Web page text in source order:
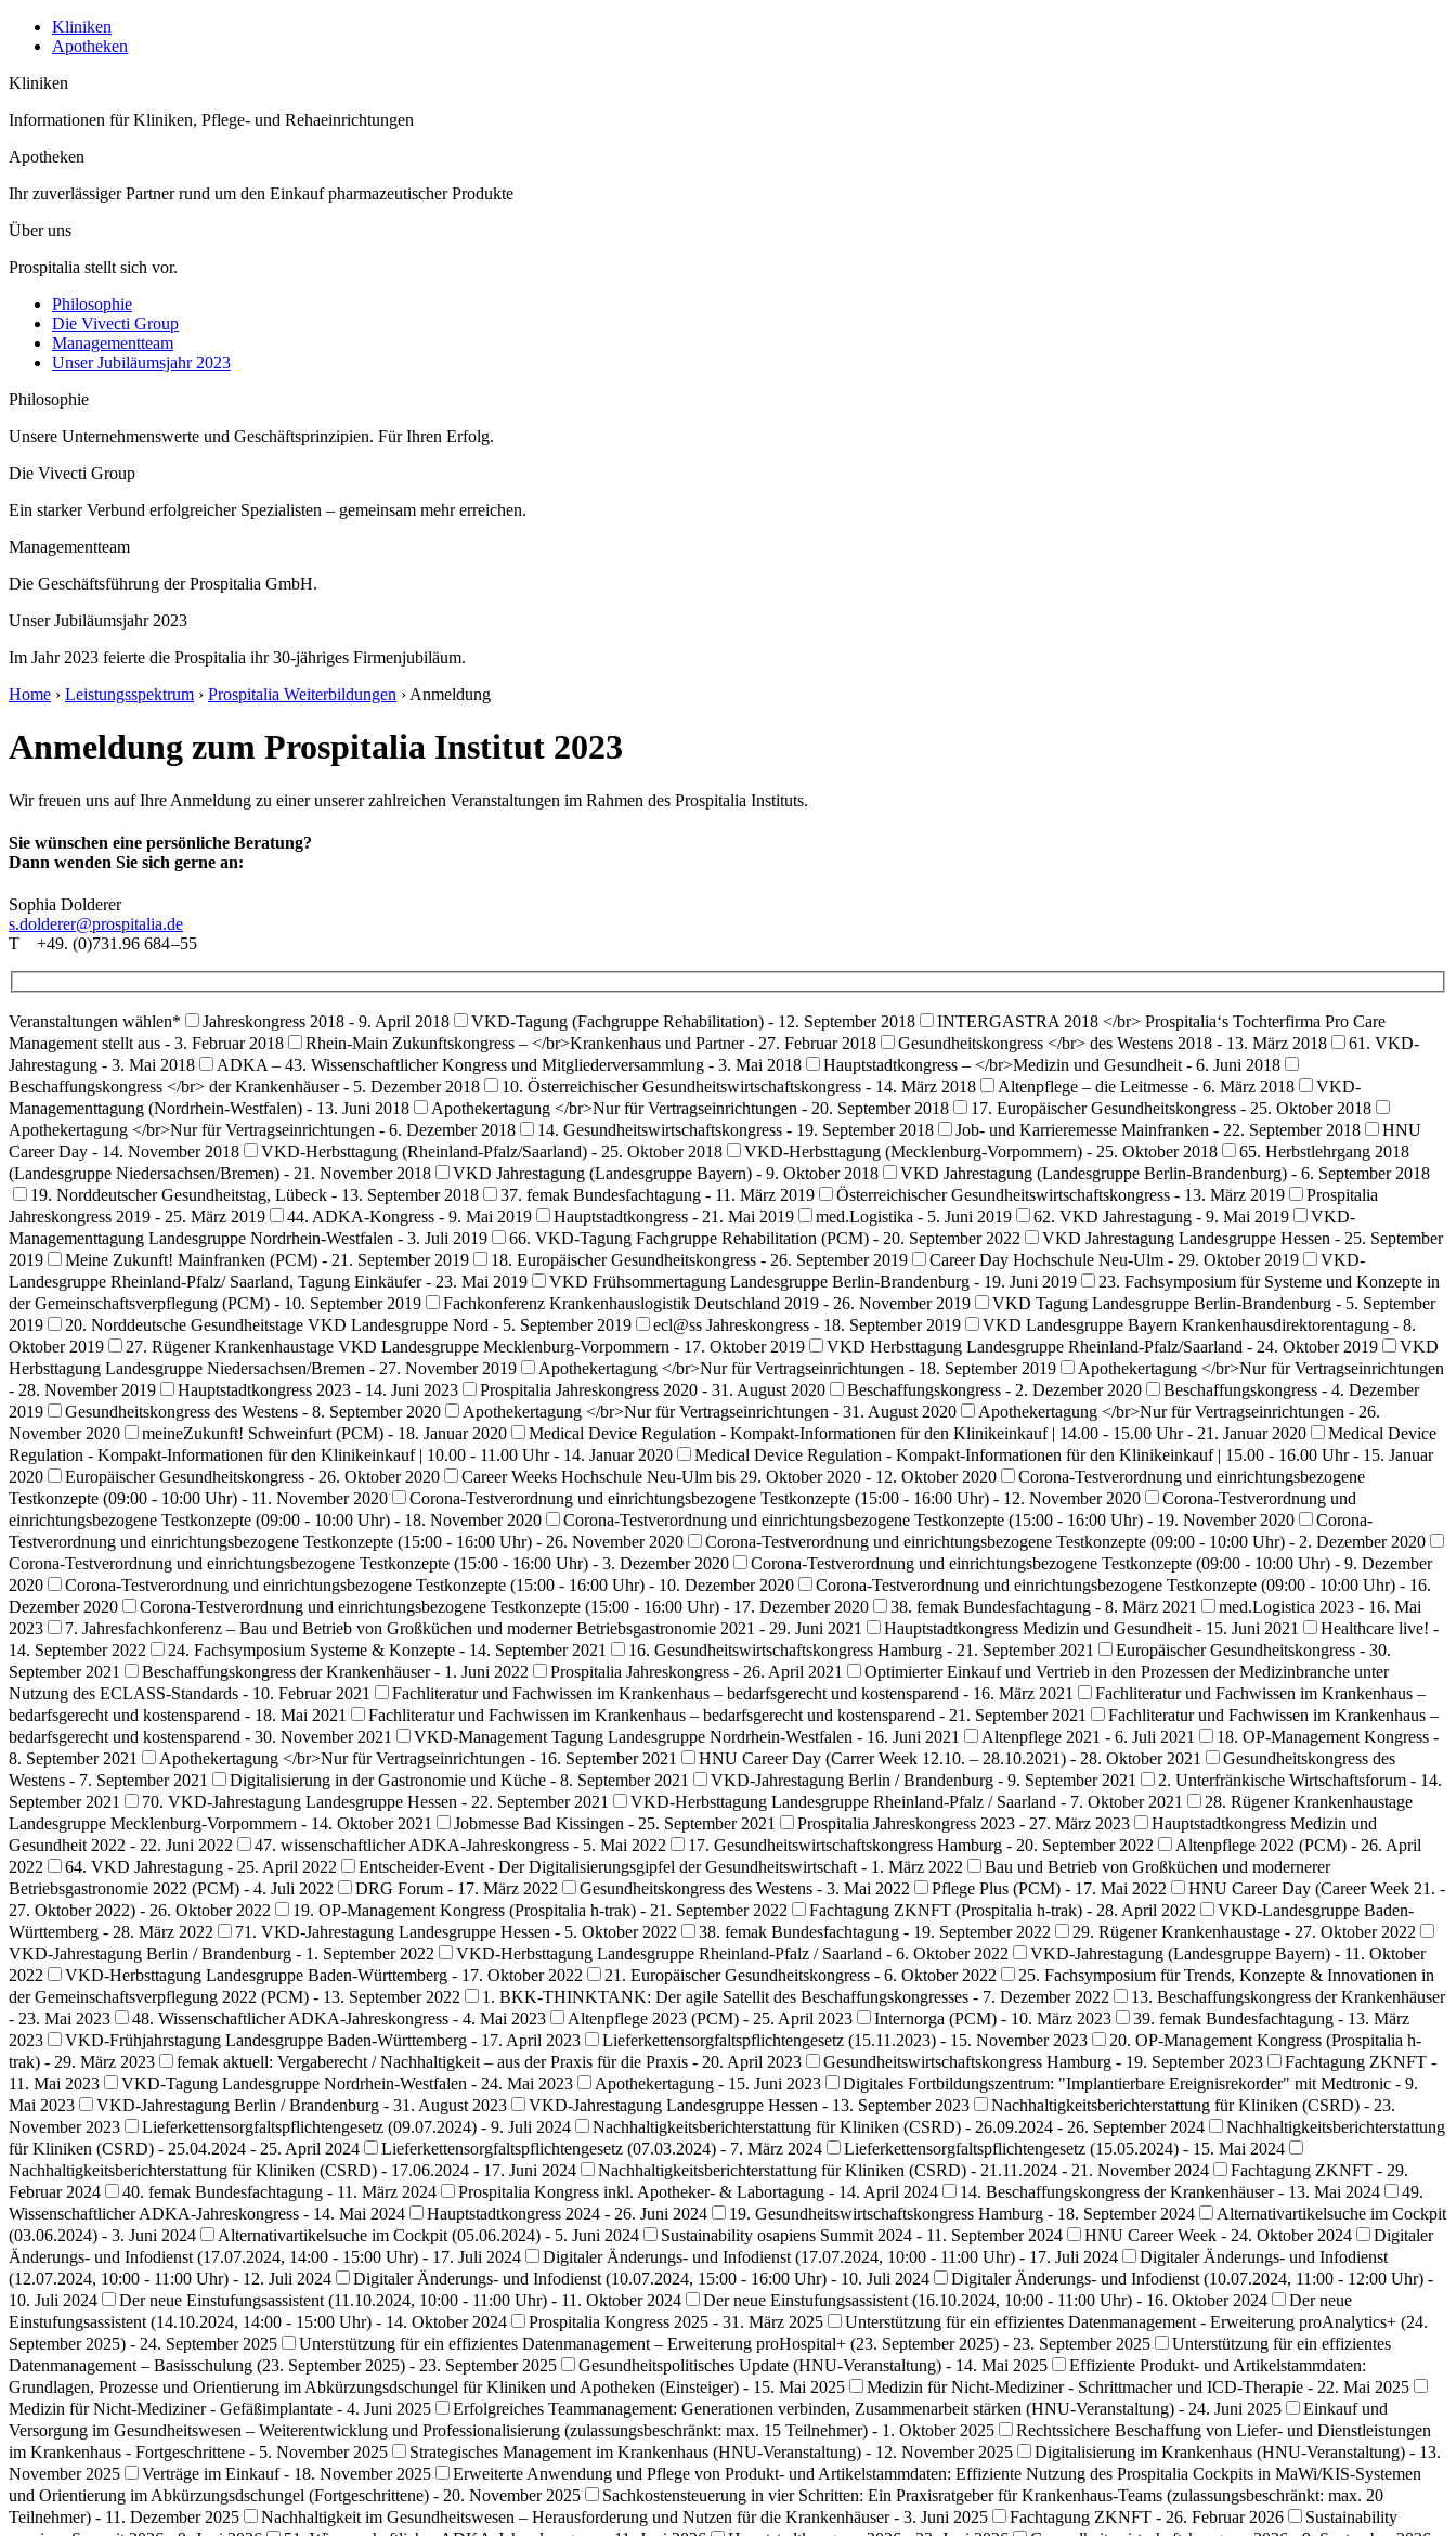
Kliniken
Apotheken
Kliniken
Informationen für Kliniken, Pflege- und Rehaeinrichtungen
Apotheken
Ihr zuverlässiger Partner rund um den Einkauf pharmazeutischer Produkte
Über uns
Prospitalia stellt sich vor.
Philosophie
Die Vivecti Group
Managementteam
Unser Jubiläumsjahr 2023
Philosophie
Unsere Unternehmenswerte und Geschäftsprinzipien. Für Ihren Erfolg.
Die Vivecti Group
Ein starker Verbund erfolgreicher Spezialisten – gemeinsam mehr erreichen.
Managementteam
Die Geschäftsführung der Prospitalia GmbH.
Unser Jubiläumsjahr 2023
Im Jahr 2023 feierte die Prospitalia ihr 30-jähriges Firmenjubiläum.
Home › Leistungsspektrum › Prospitalia Weiterbildungen › Anmeldung
Anmeldung zum Prospitalia Institut 2023
Wir freuen uns auf Ihre Anmeldung zu einer unserer zahlreichen Veranstaltungen im Rahmen des Prospitalia Instituts.
Sie wünschen eine persönliche Beratung?
Dann wenden Sie sich gerne an:
Sophia Dolderer
s.dolderer@prospitalia.de
T +49. (0)731.96 684 –55
Veranstaltungen wählen* Jahreskongress 2018 - 9. April 2018 VKD-Tagung (Fachgruppe Rehabilitation) - 12. September 2018
INTERGASTRA 2018 </br> Prospitalia‘s Tochterfirma Pro Care
Management stellt aus - 3. Februar 2018
Rhein-Main Zukunftskongress – </br>Krankenhaus und Partner - 27. Februar 2018 Gesundheitskongress </br> des Westens 2018 - 13. März 2018
61. VKD-
Jahrestagung - 3. Mai 2018
ADKA – 43. Wissenschaftlicher Kongress und Mitgliederversammlung - 3. Mai 2018
Hauptstadtkongress – </br>Medizin und Gesundheit - 6. Juni 2018
Beschaffungskongress </br> der Krankenhäuser - 5. Dezember 2018
10. Österreichischer Gesundheitswirtschaftskongress - 14. März 2018 Altenpflege – die Leitmesse - 6. März 2018
VKD-
Managementtagung (Nordrhein-Westfalen) - 13. Juni 2018
Apothekertagung </br>Nur für Vertragseinrichtungen - 20. September 2018
17. Europäischer Gesundheitskongress - 25. Oktober 2018
Apothekertagung </br>Nur für Vertragseinrichtungen - 6. Dezember 2018
14. Gesundheitswirtschaftskongress - 19. September 2018 Job- und Karrieremesse Mainfranken - 22. September 2018
HNU
Career Day - 14. November 2018
VKD-Herbsttagung (Rheinland-Pfalz/Saarland) - 25. Oktober 2018 VKD-Herbsttagung (Mecklenburg-Vorpommern) - 25. Oktober 2018
65. Herbstlehrgang 2018
(Landesgruppe Niedersachsen/Bremen) - 21. November 2018
VKD Jahrestagung (Landesgruppe Bayern) - 9. Oktober 2018
VKD Jahrestagung (Landesgruppe Berlin-Brandenburg) - 6. September 2018
19. Norddeutscher Gesundheitstag, Lübeck - 13. September 2018
37. femak Bundesfachtagung - 11. März 2019 Österreichischer Gesundheitswirtschaftskongress - 13. März 2019
Prospitalia
Jahreskongress 2019 - 25. März 2019
44. ADKA-Kongress - 9. Mai 2019 Hauptstadtkongress - 21. Mai 2019 med.Logistika - 5. Juni 2019 62. VKD Jahrestagung - 9. Mai 2019
VKD-
Managementtagung Landesgruppe Nordrhein-Westfalen - 3. Juli 2019
66. VKD-Tagung Fachgruppe Rehabilitation (PCM) - 20. September 2022
VKD Jahrestagung Landesgruppe Hessen - 25. September
2019
Meine Zukunft! Mainfranken (PCM) - 21. September 2019 18. Europäischer Gesundheitskongress - 26. September 2019 Career Day Hochschule Neu-Ulm - 29. Oktober 2019
VKD-
Landesgruppe Rheinland-Pfalz/ Saarland, Tagung Einkäufer - 23. Mai 2019
VKD Frühsommertagung Landesgruppe Berlin-Brandenburg - 19. Juni 2019
23. Fachsymposium für Systeme und Konzepte in
der Gemeinschaftsverpflegung (PCM) - 10. September 2019
Fachkonferenz Krankenhauslogistik Deutschland 2019 - 26. November 2019
VKD Tagung Landesgruppe Berlin-Brandenburg - 5. September
2019
20. Norddeutsche Gesundheitstage VKD Landesgruppe Nord - 5. September 2019 ecl@ss Jahreskongress - 18. September 2019
VKD Landesgruppe Bayern Krankenhausdirektorentagung - 8.
Oktober 2019
27. Rügener Krankenhaustage VKD Landesgruppe Mecklenburg-Vorpommern - 17. Oktober 2019 VKD Herbsttagung Landesgruppe Rheinland-Pfalz/Saarland - 24. Oktober 2019
VKD
Herbsttagung Landesgruppe Niedersachsen/Bremen - 27. November 2019
Apothekertagung </br>Nur für Vertragseinrichtungen - 18. September 2019
Apothekertagung </br>Nur für Vertragseinrichtungen
- 28. November 2019
Hauptstadtkongress 2023 - 14. Juni 2023 Prospitalia Jahreskongress 2020 - 31. August 2020 Beschaffungskongress - 2. Dezember 2020
Beschaffungskongress - 4. Dezember
2019
Gesundheitskongress des Westens - 8. September 2020 Apothekertagung </br>Nur für Vertragseinrichtungen - 31. August 2020
Apothekertagung </br>Nur für Vertragseinrichtungen - 26.
November 2020
meineZukunft! Schweinfurt (PCM) - 18. Januar 2020 Medical Device Regulation - Kompakt-Informationen für den Klinikeinkauf | 14.00 - 15.00 Uhr - 21. Januar 2020
Medical Device
Regulation - Kompakt-Informationen für den Klinikeinkauf | 10.00 - 11.00 Uhr - 14. Januar 2020
Medical Device Regulation - Kompakt-Informationen für den Klinikeinkauf | 15.00 - 16.00 Uhr - 15. Januar
2020
Europäischer Gesundheitskongress - 26. Oktober 2020 Career Weeks Hochschule Neu-Ulm bis 29. Oktober 2020 - 12. Oktober 2020
Corona-Testverordnung und einrichtungsbezogene
Testkonzepte (09:00 - 10:00 Uhr) - 11. November 2020
Corona-Testverordnung und einrichtungsbezogene Testkonzepte (15:00 - 16:00 Uhr) - 12. November 2020
Corona-Testverordnung und
einrichtungsbezogene Testkonzepte (09:00 - 10:00 Uhr) - 18. November 2020
Corona-Testverordnung und einrichtungsbezogene Testkonzepte (15:00 - 16:00 Uhr) - 19. November 2020
Corona-
Testverordnung und einrichtungsbezogene Testkonzepte (15:00 - 16:00 Uhr) - 26. November 2020
Corona-Testverordnung und einrichtungsbezogene Testkonzepte (09:00 - 10:00 Uhr) - 2. Dezember 2020
Corona-Testverordnung und einrichtungsbezogene Testkonzepte (15:00 - 16:00 Uhr) - 3. Dezember 2020
Corona-Testverordnung und einrichtungsbezogene Testkonzepte (09:00 - 10:00 Uhr) - 9. Dezember
2020
Corona-Testverordnung und einrichtungsbezogene Testkonzepte (15:00 - 16:00 Uhr) - 10. Dezember 2020
Corona-Testverordnung und einrichtungsbezogene Testkonzepte (09:00 - 10:00 Uhr) - 16.
Dezember 2020
Corona-Testverordnung und einrichtungsbezogene Testkonzepte (15:00 - 16:00 Uhr) - 17. Dezember 2020 38. femak Bundesfachtagung - 8. März 2021
med.Logistica 2023 - 16. Mai
2023
7. Jahresfachkonferenz – Bau und Betrieb von Großküchen und moderner Betriebsgastronomie 2021 - 29. Juni 2021 Hauptstadtkongress Medizin und Gesundheit - 15. Juni 2021
Healthcare live! -
14. September 2022
24. Fachsymposium Systeme & Konzepte - 14. September 2021 16. Gesundheitswirtschaftskongress Hamburg - 21. September 2021
Europäischer Gesundheitskongress - 30.
September 2021
Beschaffungskongress der Krankenhäuser - 1. Juni 2022 Prospitalia Jahreskongress - 26. April 2021
Optimierter Einkauf und Vertrieb in den Prozessen der Medizinbranche unter
Nutzung des ECLASS-Standards - 10. Februar 2021
Fachliteratur und Fachwissen im Krankenhaus – bedarfsgerecht und kostensparend - 16. März 2021
Fachliteratur und Fachwissen im Krankenhaus –
bedarfsgerecht und kostensparend - 18. Mai 2021
Fachliteratur und Fachwissen im Krankenhaus – bedarfsgerecht und kostensparend - 21. September 2021
Fachliteratur und Fachwissen im Krankenhaus –
bedarfsgerecht und kostensparend - 30. November 2021
VKD-Management Tagung Landesgruppe Nordrhein-Westfalen - 16. Juni 2021 Altenpflege 2021 - 6. Juli 2021
18. OP-Management Kongress -
8. September 2021
Apothekertagung </br>Nur für Vertragseinrichtungen - 16. September 2021 HNU Career Day (Carrer Week 12.10. – 28.10.2021) - 28. Oktober 2021
Gesundheitskongress des
Westens - 7. September 2021
Digitalisierung in der Gastronomie und Küche - 8. September 2021 VKD-Jahrestagung Berlin / Brandenburg - 9. September 2021
2. Unterfränkische Wirtschaftsforum - 14.
September 2021
70. VKD-Jahrestagung Landesgruppe Hessen - 22. September 2021 VKD-Herbsttagung Landesgruppe Rheinland-Pfalz / Saarland - 7. Oktober 2021
28. Rügener Krankenhaustage
Landesgruppe Mecklenburg-Vorpommern - 14. Oktober 2021
Jobmesse Bad Kissingen - 25. September 2021 Prospitalia Jahreskongress 2023 - 27. März 2023
Hauptstadtkongress Medizin und
Gesundheit 2022 - 22. Juni 2022
47. wissenschaftlicher ADKA-Jahreskongress - 5. Mai 2022 17. Gesundheitswirtschaftskongress Hamburg - 20. September 2022
Altenpflege 2022 (PCM) - 26. April
2022
64. VKD Jahrestagung - 25. April 2022 Entscheider-Event - Der Digitalisierungsgipfel der Gesundheitswirtschaft - 1. März 2022
Bau und Betrieb von Großküchen und modernerer
Betriebsgastronomie 2022 (PCM) - 4. Juli 2022
DRG Forum - 17. März 2022 Gesundheitskongress des Westens - 3. Mai 2022 Pflege Plus (PCM) - 17. Mai 2022
HNU Career Day (Career Week 21. -
27. Ok­to­ber 2022) - 26. Oktober 2022
19. OP-Management Kongress (Prospitalia h-trak) - 21. September 2022 Fachtagung ZKNFT (Prospitalia h-trak) - 28. April 2022
VKD-Landesgruppe Baden-
Württemberg - 28. März 2022
71. VKD-Jahrestagung Landesgruppe Hessen - 5. Oktober 2022 38. femak Bundesfachtagung - 19. September 2022
29. Rügener Krankenhaustage - 27. Oktober 2022
VKD-Jahrestagung Berlin / Brandenburg - 1. September 2022
VKD-Herbsttagung Landesgruppe Rheinland-Pfalz / Saarland - 6. Oktober 2022
VKD-Jahrestagung (Landesgruppe Bayern) - 11. Oktober
2022
VKD-Herbsttagung Landesgruppe Baden-Württemberg - 17. Oktober 2022 21. Europäischer Gesundheitskongress - 6. Oktober 2022
25. Fachsymposium für Trends, Konzepte & Innovationen in
der Gemeinschaftsverpflegung 2022 (PCM) - 13. September 2022
1. BKK-THINKTANK: Der agile Satellit des Beschaffungskongresses - 7. Dezember 2022
13. Beschaffungskongress der Krankenhäuser
- 23. Mai 2023
48. Wissenschaftlicher ADKA-Jahreskongress - 4. Mai 2023 Altenpflege 2023 (PCM) - 25. April 2023 Internorga (PCM) - 10. März 2023
39. femak Bundesfachtagung - 13. März
2023
VKD-Frühjahrstagung Landesgruppe Baden-Württemberg - 17. April 2023 Lieferkettensorgfaltspflichtengesetz (15.11.2023) - 15. November 2023
20. OP-Management Kongress (Prospitalia h-
trak) - 29. März 2023
femak aktuell: Vergaberecht / Nachhaltigkeit – aus der Praxis für die Praxis - 20. April 2023 Gesundheitswirtschaftskongress Hamburg - 19. September 2023
Fachtagung ZKNFT -
11. Mai 2023
VKD-Tagung Landesgruppe Nordrhein-Westfalen - 24. Mai 2023 Apothekertagung - 15. Juni 2023
Digitales Fortbildungszentrum: "Implantierbare Ereignisrekorder" mit Medtronic - 9.
Mai 2023
VKD-Jahrestagung Berlin / Brandenburg - 31. August 2023 VKD-Jahrestagung Landesgruppe Hessen - 13. September 2023
Nachhaltigkeitsberichterstattung für Kliniken (CSRD) - 23.
November 2023
Lieferkettensorgfaltspflichtengesetz (09.07.2024) - 9. Juli 2024 Nachhaltigkeitsberichterstattung für Kliniken (CSRD) - 26.09.2024 - 26. September 2024
Nachhaltigkeitsberichterstattung
für Kliniken (CSRD) - 25.04.2024 - 25. April 2024
Lieferkettensorgfaltspflichtengesetz (07.03.2024) - 7. März 2024
Lieferkettensorgfaltspflichtengesetz (15.05.2024) - 15. Mai 2024
Nachhaltigkeitsberichterstattung für Kliniken (CSRD) - 17.06.2024 - 17. Juni 2024
Nachhaltigkeitsberichterstattung für Kliniken (CSRD) - 21.11.2024 - 21. November 2024
Fachtagung ZKNFT - 29.
Februar 2024
40. femak Bundesfachtagung - 11. März 2024 Prospitalia Kongress inkl. Apotheker- & Labortagung - 14. April 2024 14. Beschaffungskongress der Krankenhäuser - 13. Mai 2024
49.
Wissenschaftlicher ADKA-Jahreskongress - 14. Mai 2024
Hauptstadtkongress 2024 - 26. Juni 2024 19. Gesundheitswirtschaftskongress Hamburg - 18. September 2024
Alternativartikelsuche im Cockpit
(03.06.2024) - 3. Juni 2024
Alternativartikelsuche im Cockpit (05.06.2024) - 5. Juni 2024 Sustainability osapiens Summit 2024 - 11. September 2024 HNU Career Week - 24. Oktober 2024
Digitaler
Änderungs- und Infodienst (17.07.2024, 14:00 - 15:00 Uhr) - 17. Juli 2024
Digitaler Änderungs- und Infodienst (17.07.2024, 10:00 - 11:00 Uhr) - 17. Juli 2024
Digitaler Änderungs- und Infodienst
(12.07.2024, 10:00 - 11:00 Uhr) - 12. Juli 2024
Digitaler Änderungs- und Infodienst (10.07.2024, 15:00 - 16:00 Uhr) - 10. Juli 2024
Digitaler Änderungs- und Infodienst (10.07.2024, 11:00 - 12:00 Uhr) -
10. Juli 2024
Der neue Einstufungsassistent (11.10.2024, 10:00 - 11:00 Uhr) - 11. Oktober 2024 Der neue Einstufungsassistent (16.10.2024, 10:00 - 11:00 Uhr) - 16. Oktober 2024
Der neue
Einstufungsassistent (14.10.2024, 14:00 - 15:00 Uhr) - 14. Oktober 2024
Prospitalia Kongress 2025 - 31. März 2025
Unterstützung für ein effizientes Datenmanagement - Erweiterung proAnalytics+ (24.
September 2025) - 24. September 2025
Unterstützung für ein effizientes Datenmanagement – Erweiterung proHospital+ (23. September 2025) - 23. September 2025
Unterstützung für ein effizientes
Datenmanagement – Basisschulung (23. September 2025) - 23. September 2025
Gesundheitspolitisches Update (HNU-Veranstaltung) - 14. Mai 2025
Effiziente Produkt- und Artikelstammdaten:
Grundlagen, Prozesse und Orientierung im Abkürzungsdschungel für Kliniken und Apotheken (Einsteiger) - 15. Mai 2025
Medizin für Nicht-Mediziner - Schrittmacher und ICD-Therapie - 22. Mai 2025
Medizin für Nicht-Mediziner - Gefäßimplantate - 4. Juni 2025
Erfolgreiches Teammanagement: Generationen verbinden, Zusammenarbeit stärken (HNU-Veranstaltung) - 24. Juni 2025
Einkauf und
Versorgung im Gesundheitswesen – Weiterentwicklung und Professionalisierung (zulassungsbeschränkt: max. 15 Teilnehmer) - 1. Oktober 2025
Rechtssichere Beschaffung von Liefer- und Dienstleistungen
im Krankenhaus - Fortgeschrittene - 5. November 2025
Strategisches Management im Krankenhaus (HNU-Veranstaltung) - 12. November 2025
Digitalisierung im Krankenhaus (HNU-Veranstaltung) - 13.
November 2025
Verträge im Einkauf - 18. November 2025
Erweiterte Anwendung und Pflege von Produkt- und Artikelstammdaten: Effiziente Nutzung des Prospitalia Cockpits in MaWi/KIS-Systemen
und Orientierung im Abkürzungsdschungel (Fortgeschrittene) - 20. November 2025
Sachkostensteuerung in vier Schritten: Ein Praxisratgeber für Krankenhaus-Teams (zulassungsbeschränkt: max. 20
Teilnehmer) - 11. Dezember 2025
Nachhaltigkeit im Gesundheitswesen – Herausforderung und Nutzen für die Krankenhäuser - 3. Juni 2025 Fachtagung ZKNFT - 26. Februar 2026
Sustainability